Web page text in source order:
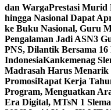
dan WargaPrestasi Murid
hingga Nasional Dapat
ke Buku Nasional, Guru
Pengalaman Jadi ASN3
PNS, Dilantik Bersama
IndonesiaKankemenag
Madrasah Harus Menarik
PromosiRapat Kerja
Program, Menguatkan
Era Digital, MTsN 1